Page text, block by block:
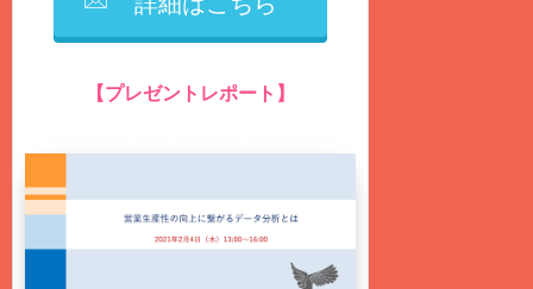
【プレゼントレポート】